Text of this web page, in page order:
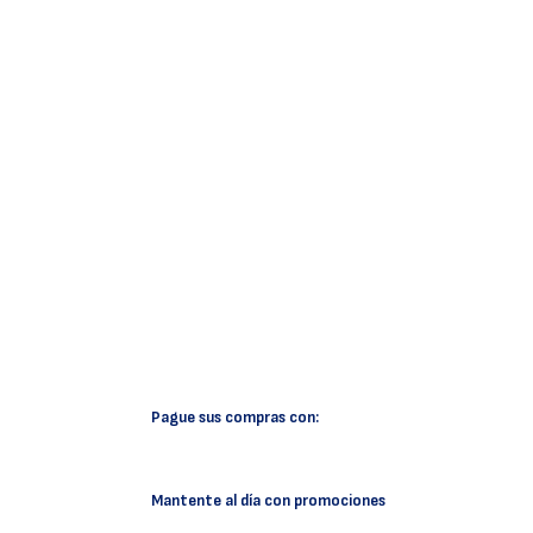
Pague sus compras con:
Mantente al día con promociones